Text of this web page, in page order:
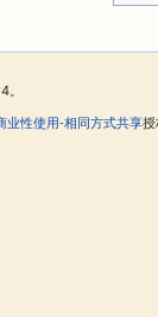
业性使用-相同方式共享授